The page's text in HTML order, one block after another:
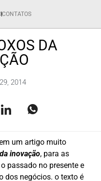
CONTATOS
DA
2014
um artigo muito
inovação, para as
passado no presente e
dos negócios. o texto é